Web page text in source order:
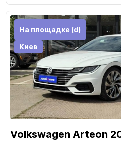
На площадке (d)
Киев
Volkswagen Arteon